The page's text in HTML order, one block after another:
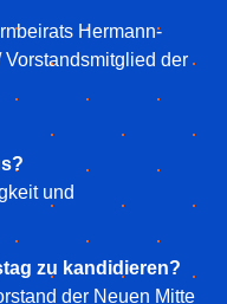
Hermann-
der
und
zu kandidieren?
der Neuen Mitte